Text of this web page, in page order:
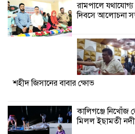
রামপালে
দিবসে আলোচনা
শহীদ জিসানের বাবার ক্ষোভ
কালিগঞ্জে নিখোঁজ
মিলল ইছামতী